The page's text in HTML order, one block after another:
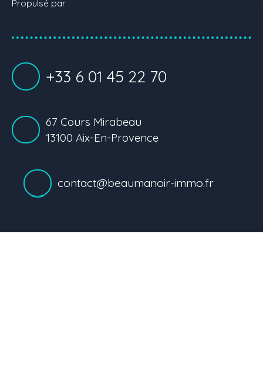
Propulsé par
+33 6 01 45 22 70
67 Cours Mirabeau
13100 Aix-En-Provence
contact@beaumanoir-immo.fr